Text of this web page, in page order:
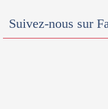
Suivez-nous sur